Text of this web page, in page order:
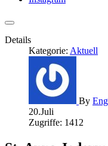
Details
Kategorie: Aktuell
By
20.Juli
Zugriffe: 1412